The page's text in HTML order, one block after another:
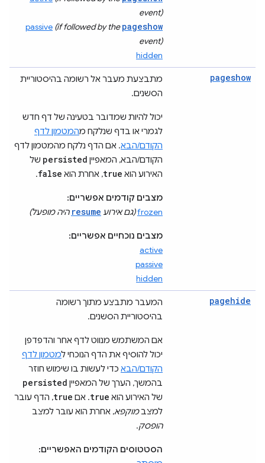
event)
passive (if followed by thepageshow
event)
hidden
pageshow
מתבצעת מעבר אל רשומה בהיסטוריית
הסשנים.
יכול להיות שמדובר בטעינה של דף חדש
לגמרי או בדף שנלקח מהמטמון לדף
הקודם/הבא. אם הדף נלקח מהמטמון לדף
הקודם/הבא, המאפיין persisted של
האירוע הוא true, אחרת הוא false
.
מצבים קודמים אפשריים:
frozen(גם אירוע resume היה מופעל)
מצבים נוכחיים אפשריים:
active
passive
hidden
pagehide
המעבר מתבצע מתוך רשומה
בהיסטוריית הסשנים.
אם המשתמש מנווט לדף אחר והדפדפן
יכול להוסיף את הדף הנוכחי למטמון לדף
הקודם/הבא כדי לעשות בו שימוש חוזר
בהמשך, הערך של המאפיין persisted
של האירוע הוא true. אם true, הדף עובר
למצבמוקפא, אחרת הוא עובר למצב
הופסק.
הסטטוסים הקודמים האפשריים: